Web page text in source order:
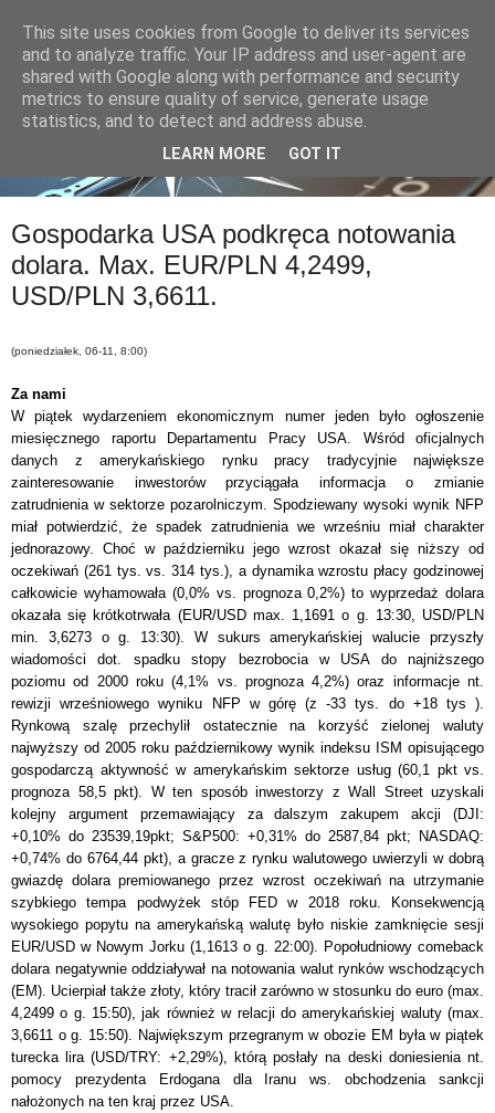
Gospodarka USA podkręca notowania
dolara. Max. EUR/PLN 4,2499,
USD/PLN 3,6611.
(poniedziałek, 06-11, 8:00)
Za nami
W piątek wydarzeniem ekonomicznym numer
jeden było ogłoszenie
miesięcznego
raportu Departamentu Pracy USA. Wśród
oficjalnych
danych z amerykańskiego rynku pracy tradycyjnie największe
zainteresowanie inwestorów przyciągała informacja o zmianie
zatrudnienia w sektorze pozarolniczym. Spodziewany wysoki wynik NFP
miał potwierdzić, że spadek zatrudnienia we wrześniu miał charakter
jednorazowy. Choć w październiku jego wzrost okazał się niższy od
oczekiwań (261 tys. vs. 314 tys.), a dynamika wzrostu płacy godzinowej
całkowicie wyhamowała (0,0% vs. prognoza 0,2%) to wyprzedaż dolara
okazała się krótkotrwała (EUR/USD max. 1,1691 o g. 13:30, USD/PLN
min. 3,6273 o g. 13:30). W sukurs amerykańskiej walucie przyszły
wiadomości dot. spadku stopy bezrobocia w USA do najniższego
poziomu od 2000 roku (4,1% vs. prognoza 4,2%) oraz informacje nt.
rewizji wrześniowego wyniku NFP w górę (z -33 tys. do +18 tys ).
Rynkową szalę
przechylił ostateczniena korzyść zielonej waluty
najwyższy od 2005 roku październikowy wynik indeksu ISM opisującego
gospodarczą aktywność w amerykańskim sektorze usług (60,1 pkt vs.
prognoza 58,5 pkt). W ten sposób inwestorzy z Wall Street uzyskali
kolejny argument przemawiający za dalszym zakupem akcji (DJI:
+0,10% do 23539,19pkt; S&P500: +0,31% do 2587,84 pkt; NASDAQ:
+0,74% do 6764,44 pkt), a gracze z rynku walutowego uwierzyli w dobrą
gwiazdę dolara premiowanego przez wzrost oczekiwań na utrzymanie
szybkiego tempa podwyżek stóp FED w 2018 roku. Konsekwencją
wysokiego popytu na amerykańską walutę było niskie zamknięcie sesji
EUR/USD w Nowym Jorku (1,1613 o g. 22:00). Popołudniowy comeback
dolara negatywnie oddziaływał na notowania walut rynków wschodzących
(EM). Ucierpiał także złoty, który tracił zarówno w stosunku do euro (max.
4,2499 o g. 15:50), jak również w relacji do amerykańskiej waluty (max.
3,6611 o g. 15:50). Największym przegranym w obozie EM była w piątek
turecka lira (USD/TRY: +2,29%), którą posłały na deski doniesienia nt.
pomocy prezydenta Erdogana dla Iranu ws. obchodzenia sankcji
nałożonych na ten kraj przez USA.
This site uses cookies from Google to deliver its services
and to analyze traffic. Your IP address and user-agent are
shared with Google along with performance and security
metrics to ensure quality of service, generate usage
statistics, and to detect and address abuse.
LEARN MORE GOT IT